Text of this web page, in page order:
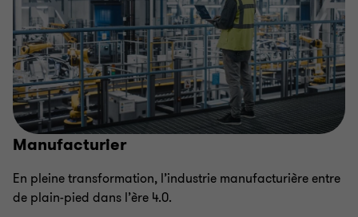
Manufacturier
En pleine transformation, l’industrie manufacturière entre
de plain-pied dans l’ère 4.0.